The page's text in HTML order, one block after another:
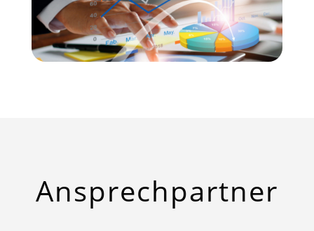
Ansprech­partner